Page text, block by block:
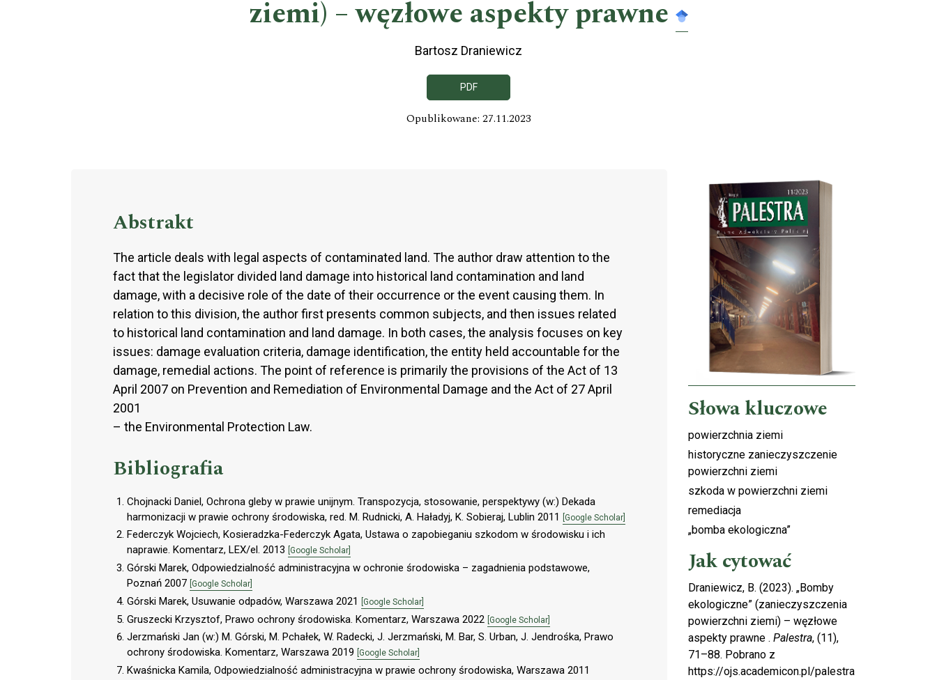
ziemi) – węzłowe aspekty prawne
Bartosz Draniewicz
PDF
Opublikowane: 27.11.2023
Abstrakt
The article deals with legal aspects of contaminated land. The author draw attention to the
fact that the legislator divided land damage into historical land contamination and land
damage, with a decisive role of the date of their occurrence or the event causing them. In
relation to this division, the author first presents common subjects, and then issues related
to historical land contamination and land damage. In both cases, the analysis focuses on key
issues: damage evaluation criteria, damage identification, the entity held accountable for the
damage, remedial actions. The point of reference is primarily the provisions of the Act of 13
April 2007 on Prevention and Remediation of Environmental Damage and the Act of 27 April
2001
– the Environmental Protection Law.
Bibliografia
Chojnacki Daniel, Ochrona gleby w prawie unijnym. Transpozycja, stosowanie, perspektywy (w:) Dekada
harmonizacji w prawie ochrony środowiska, red. M. Rudnicki, A. Haładyj, K. Sobieraj, Lublin 2011
[Google Scholar]
Federczyk Wojciech, Kosieradzka-Federczyk Agata, Ustawa o zapobieganiu szkodom w środowisku i ich
naprawie. Komentarz, LEX/el. 2013 [Google Scholar]
Górski Marek, Odpowiedzialność administracyjna w ochronie środowiska – zagadnienia podstawowe,
Poznań 2007 [Google Scholar]
Górski Marek, Usuwanie odpadów, Warszawa 2021 [Google Scholar]
Gruszecki Krzysztof, Prawo ochrony środowiska. Komentarz, Warszawa 2022 [Google Scholar]
Jerzmański Jan (w:) M. Górski, M. Pchałek, W. Radecki, J. Jerzmański, M. Bar, S. Urban, J. Jendrośka, Prawo
ochrony środowiska. Komentarz, Warszawa 2019 [Google Scholar]
Kwaśnicka Kamila, Odpowiedzialność administracyjna w prawie ochrony środowiska, Warszawa 2011
Cover image
Słowa kluczowe
powierzchnia ziemi
historyczne zanieczyszczenie
powierzchni ziemi
szkoda w powierzchni ziemi
remediacja
„bomba ekologiczna”
Jak cytować
Draniewicz, B. (2023). „Bomby
ekologiczne” (zanieczyszczenia
powierzchni ziemi) – węzłowe
aspekty prawne . Palestra, (11),
71–88. Pobrano z
https://ojs.academicon.pl/palestra